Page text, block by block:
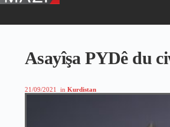
Asayîşa PYDê du
21/09/2021 in Kurdistan